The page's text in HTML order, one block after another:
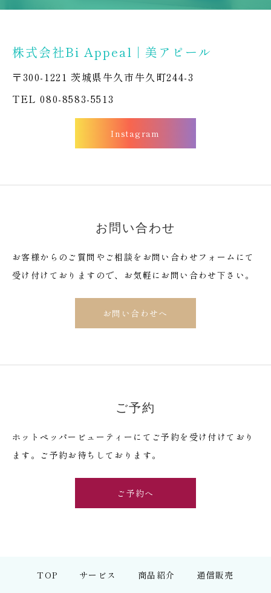
株式会社Bi Appeal | 美アピール
〒300-1221 茨城県牛久市牛久町244-3
TEL 080-8583-5513
Instagram
お問い合わせ
お客様からのご質問やご相談をお問い合わせフォームにて
受け付けておりますので、お気軽にお問い合わせ下さい。
お問い合わせへ
ご予約
ホットペッパービューティーにてご予約を受け付けており
ます。ご予約お待ちしております。
ご予約へ
TOP サービス 商品紹介 通信販売